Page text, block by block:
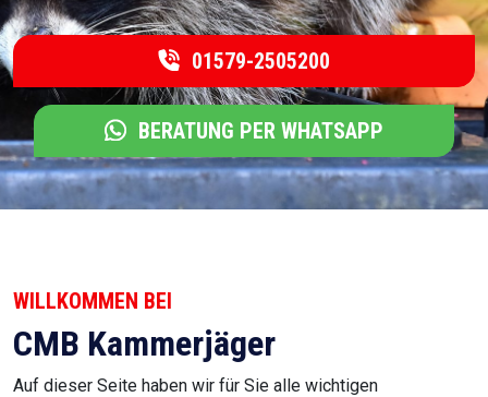
01579-2505200
BERATUNG PER WHATSAPP
WILLKOMMEN BEI
CMB Kammerjäger
Auf dieser Seite haben wir für Sie alle wichtigen